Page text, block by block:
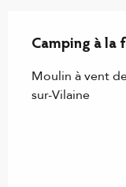
Camping à la
Moulin à vent
sur-Vilaine